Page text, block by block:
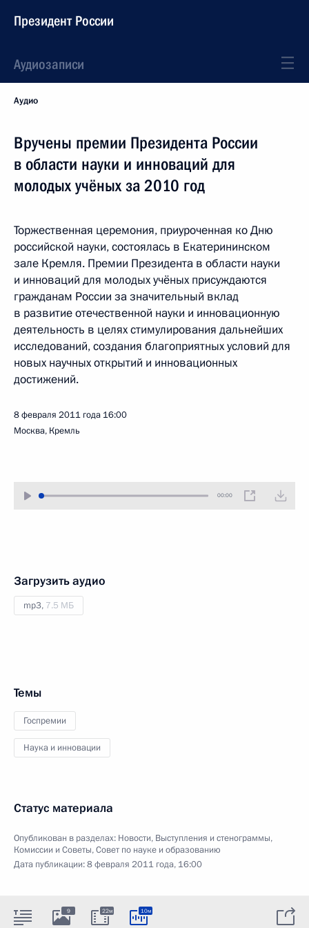
Президент России
Аудиозаписи
Аудио
Вручены премии Президента России
в области науки и инноваций для
молодых учёных за 2010 год
Торжественная церемония, приуроченная ко Дню
российской науки, состоялась в Екатерининском
зале Кремля. Премии Президента в области науки
и инноваций для молодых учёных присуждаются
гражданам России за значительный вклад
в развитие отечественной науки и инновационную
деятельность в целях стимулирования дальнейших
исследований, создания благоприятных условий для
новых научных открытий и инновационных
достижений.
8 февраля 2011 года 16:00
Москва, Кремль
00:00
Загрузить аудио
mp3, 7.5 МБ
Темы
Госпремии
Наука и инновации
Статус материала
Опубликован в разделах: Новости, Выступления и стенограммы,
Комиссии и Советы,Совет по науке и образованию
Дата публикации:8 февраля 2011 года, 16:00
9 22м 10м